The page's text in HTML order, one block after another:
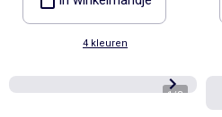
4 kleuren
1/3